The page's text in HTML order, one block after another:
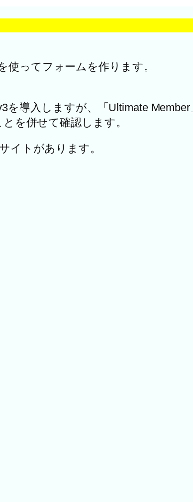
ってフォームを作ります。
導入しますが、「Ultimate
を併せて確認します。
イトがあります。